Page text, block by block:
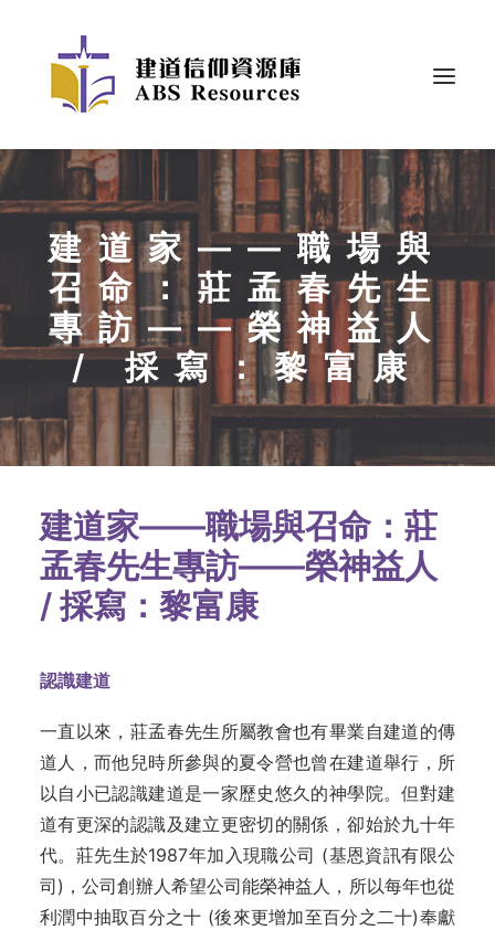
建道家——職場與
召命：莊孟春先生
專訪——榮神益人
/ 採寫：黎富康
建道家——職場與召命：莊
孟春先生專訪——榮神益人
/採寫：黎富康
認識建道
一直以來，莊孟春先生所屬教會也有畢業自建道的傳
道人，而他兒時所參與的夏令營也曾在建道舉行，所
以自小已認識建道是一家歷史悠久的神學院。但對建
道有更深的認識及建立更密切的關係，卻始於九十年
代。莊先生於1987年加入現職公司 (基恩資訊有限公
司)，公司創辦人希望公司能榮神益人，所以每年也從
利潤中抽取百分之十 (後來更增加至百分之二十)奉獻